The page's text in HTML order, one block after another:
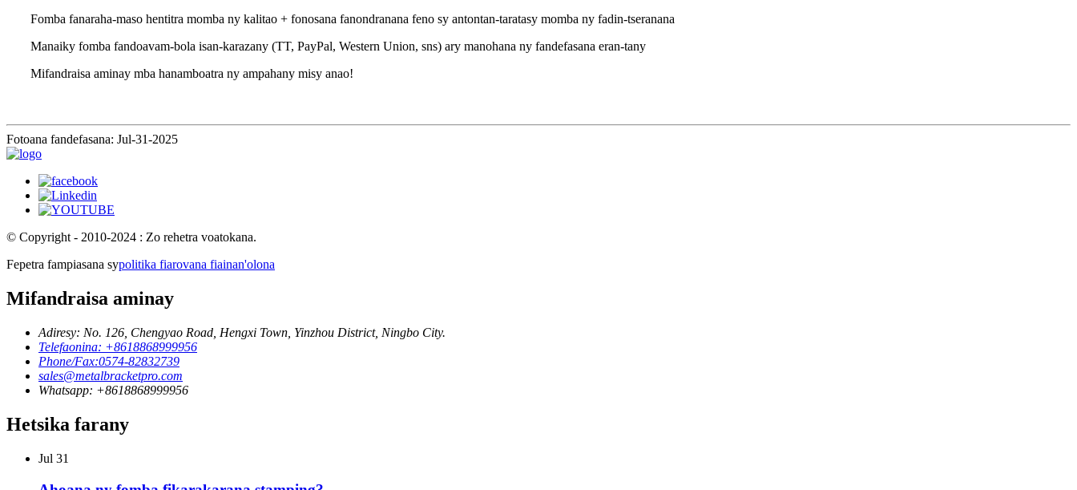
Fomba fanaraha-maso hentitra momba ny kalitao + fonosana fanondranana feno sy antontan-taratasy momba ny fadin-tseranana
Manaiky fomba fandoavam-bola isan-karazany (TT, PayPal, Western Union, sns) ary manohana ny fandefasana eran-tany
Mifandraisa aminay mba hanamboatra ny ampahany misy anao!
Fotoana fandefasana: Jul-31-2025
© Copyright - 2010-2024 : Zo rehetra voatokana.
Fepetra fampiasana sypolitika fiarovana fiainan'olona
Mifandraisa aminay
Adiresy: No. 126, Chengyao Road, Hengxi Town, Yinzhou District, Ningbo City.
Telefaonina: +8618868999956
Phone/Fax:0574-82832739
sales@metalbracketpro.com
Whatsapp: +8618868999956
Hetsika farany
Jul 31